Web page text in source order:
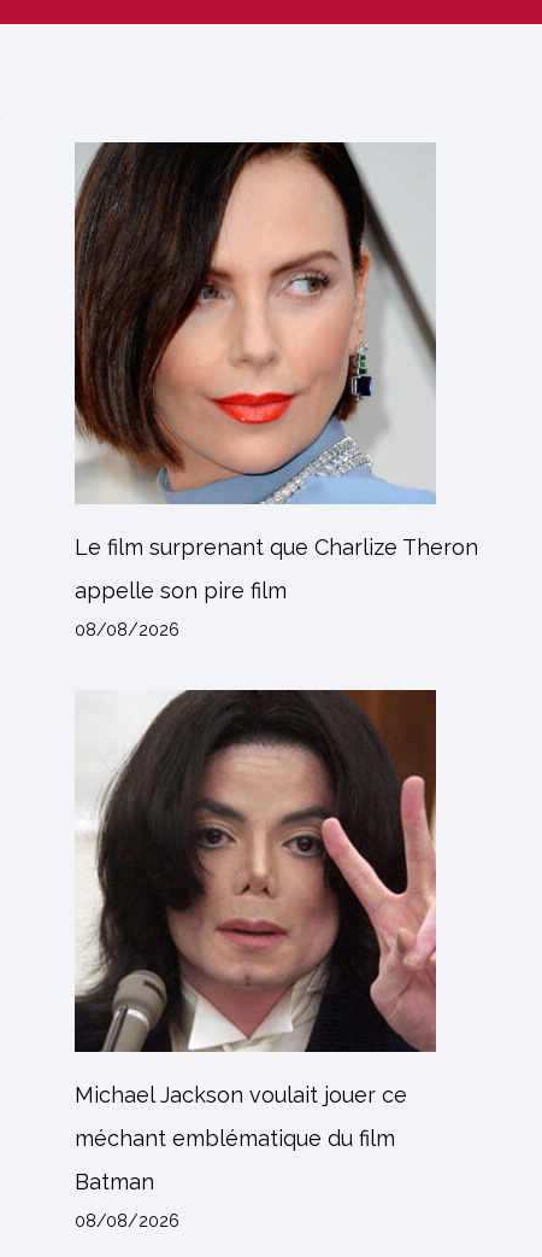
Le film surprenant que Charlize Theron
appelle son pire film
08/08/2026
Michael Jackson voulait jouer ce
méchant emblématique du film
Batman
08/08/2026